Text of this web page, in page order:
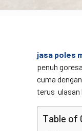
jasa poles
penuh
cuma
terus ulasan
Table of